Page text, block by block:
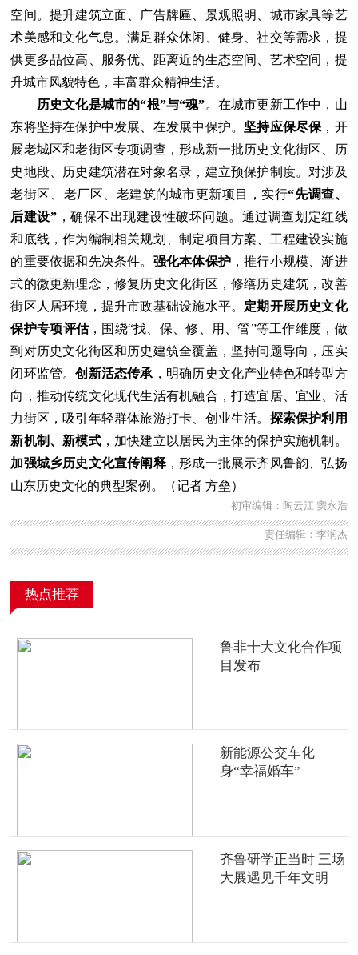
空间。提升建筑立面、广告牌匾、景观照明、城市家具等艺
术美感和文化气息。满足群众休闲、健身、社交等需求，提
供更多品位高、服务优、距离近的生态空间、艺术空间，提
升城市风貌特色，丰富群众精神生活。
历史文化是城市的“根”与“魂”。在城市更新工作中，山
东将坚持在保护中发展、在发展中保护。 坚持应保尽保 ，开
展老城区和老街区专项调查，形成新一批历史文化街区、历
史地段、历史建筑潜在对象名录，建立预保护制度。对涉及
老街区、老厂区、老建筑的城市更新项目，实行“先调查、
后建设” ，确保不出现建设性破坏问题。通过调查划定红线
和底线，作为编制相关规划、制定项目方案、工程建设实施
的重要依据和先决条件。 强化本体保护，推行小规模、渐进
式的微更新理念，修复历史文化街区，修缮历史建筑，改善
街区人居环境，提升市政基础设施水平。 定期开展历史文化
保护专项评估，围绕“找、保、修、用、管”等工作维度，做
到对历史文化街区和历史建筑全覆盖，坚持问题导向，压实
闭环监管。创新活态传承 ，明确历史文化产业特色和转型方
向，推动传统文化现代生活有机融合，打造宜居、宜业、活
力街区，吸引年轻群体旅游打卡、创业生活。 探索保护利用
新机制、新模式，加快建立以居民为主体的保护实施机制。
加强城乡历史文化宣传阐释，形成一批展示齐风鲁韵、弘扬
山东历史文化的典型案例。（记者 方垒）
初审编辑：陶云江 窦永浩
责任编辑：李润杰
热点推荐
鲁非十大文化合作项
目发布
新能源公交车化
身“幸福婚车”
齐鲁研学正当时 三场
大展遇见千年文明